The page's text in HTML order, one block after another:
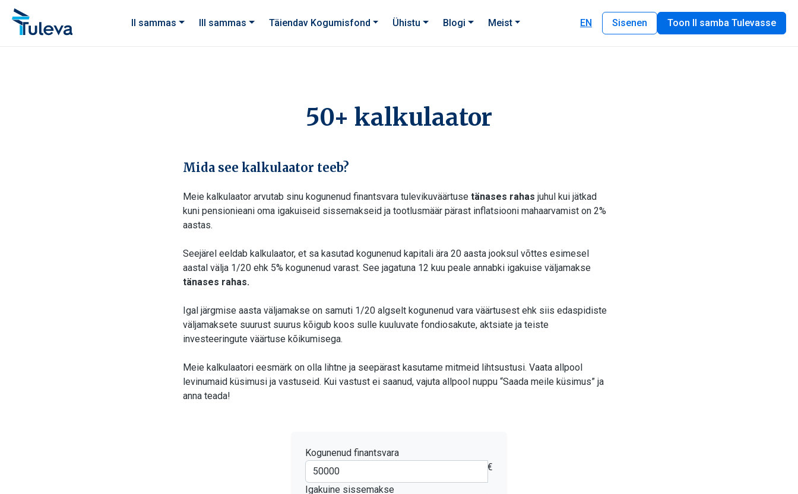
Liigu edasi sisu juurde
II sammas
III sammas Täiendav Kogumisfond Ühistu Blogi Meist EN Sisenen Toon II samba Tulevasse
50+ kalkulaator
Mida see kalkulaator teeb?
Meie kalkulaator arvutab sinu kogunenud finantsvara tulevikuväärtuse tänases rahas juhul kui jätkad
kuni pensionieani oma igakuiseid sissemakseid ja tootlusmäär pärast inflatsiooni mahaarvamist on 2%
aastas.
Seejärel eeldab kalkulaator, et sa kasutad kogunenud kapitali ära 20 aasta jooksul võttes esimesel
aastal välja 1/20 ehk 5% kogunenud varast. See jagatuna 12 kuu peale annabki igakuise väljamakse
tänases rahas.
Igal järgmise aasta väljamakse on samuti 1/20 algselt kogunenud vara väärtusest ehk siis edaspidiste
väljamaksete suurust suurus kõigub koos sulle kuuluvate fondiosakute, aktsiate ja teiste
investeeringute väärtuse kõikumisega.
Meie kalkulaatori eesmärk on olla lihtne ja seepärast kasutame mitmeid lihtsustusi. Vaata allpool
levinumaid küsimusi ja vastuseid. Kui vastust ei saanud, vajuta allpool nuppu “Saada meile küsimus” ja
anna teada!
Kogunenud finantsvara
€
Igakuine sissemakse